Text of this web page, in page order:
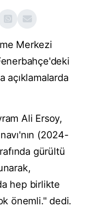
Merkezi
açıklamalarda
Ali Ersoy,
(2024-
gürültü
hep birlikte
önemli." dedi.